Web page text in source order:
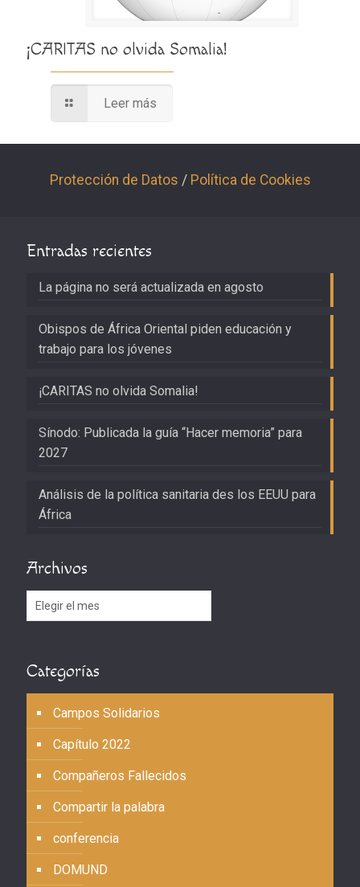
¡CARITAS no olvida Somalia!
Leer más
Protección de Datos / Política de Cookies
Entradas recientes
La página no será actualizada en agosto
Obispos de África Oriental piden educación y
trabajo para los jóvenes
¡CARITAS no olvida Somalia!
Sínodo: Publicada la guía “Hacer memoria” para
2027
Análisis de la política sanitaria des los EEUU para
África
Archivos
Archivos
Categorías
Campos Solidarios
Capítulo 2022
Compañeros Fallecidos
Compartir la palabra
conferencia
DOMUND